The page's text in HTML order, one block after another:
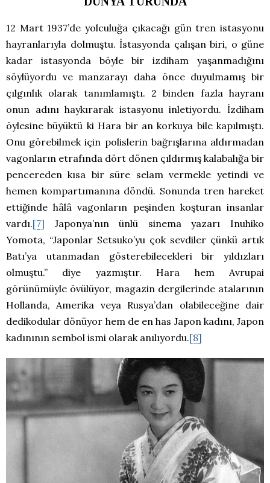
12 Mart 1937’de yolculuğa çıkacağı gün tren istasyonu
hayranlarıyla dolmuştu. İstasyonda çalışan biri, o güne
kadar istasyonda böyle bir izdiham yaşanmadığını
söylüyordu ve manzarayı daha önce duyulmamış bir
çılgınlık olarak tanımlamıştı. 2 binden fazla hayranı
onun adını haykırarak istasyonu inletiyordu. İzdiham
öylesine büyüktü ki Hara bir an korkuya bile kapılmıştı.
Onu görebilmek için polislerin bağrışlarına aldırmadan
vagonların etrafında dört dönen çıldırmış kalabalığa bir
pencereden kısa bir süre selam vermekle yetindi ve
hemen kompartımanına döndü. Sonunda tren hareket
ettiğinde hâlâ vagonların peşinden koşturan insanlar
vardı.[7] Japonya’nın ünlü sinema yazarı Inuhiko
Yomota, “Japonlar Setsuko’yu çok sevdiler çünkü artık
Batı’ya utanmadan gösterebilecekleri bir yıldızları
olmuştu.” diye yazmıştır. Hara hem Avrupai
görünümüyle övülüyor, magazin dergilerinde atalarının
Hollanda, Amerika veya Rusya’dan olabileceğine dair
dedikodular dönüyor hem de en has Japon kadını, Japon
kadınının sembol ismi olarak anılıyordu.[8]